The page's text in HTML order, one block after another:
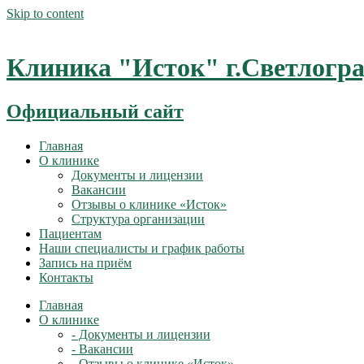
Skip to content
Клиника "Исток"
Официальный сайт
Главная
О клинике
Документы и лицензии
Вакансии
Отзывы о клинике «Исток»
Структура организации
Пациентам
Наши специалисты и график работы
Запись на приём
Контакты
Главная
О клинике
- Документы и лицензии
- Вакансии